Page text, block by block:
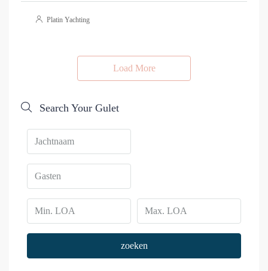
Platin Yachting
Load More
Search Your Gulet
zoeken